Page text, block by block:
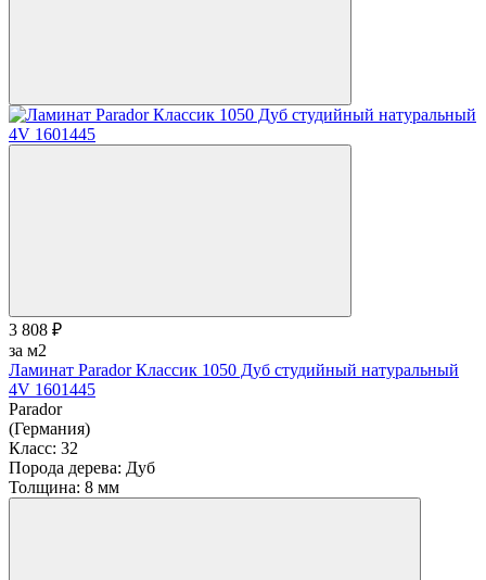
3 808 ₽
за м2
Ламинат Parador Классик 1050 Дуб студийный натуральный
4V 1601445
Parador
(Германия)
Класс: 32
Порода дерева: Дуб
Толщина: 8 мм